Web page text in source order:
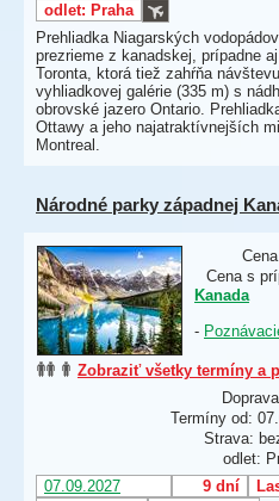
odlet: Praha
Prehliadka Niagarských
prezrieme z kanadskej, prípadne
Toronta, ktorá tiež zahŕňa
vyhliadkovej galérie (335 m) s
obrovské jazero Ontario.
Ottawy a jeho najatraktívnejších
Montreal.
Národné parky západnej
Cena s
Kanada
-
Zobraziť všetky termíny a
Termíny od:
Strava:
odlet:
07.09.2027
9 dní